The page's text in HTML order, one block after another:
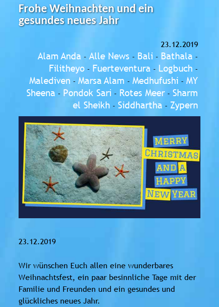
Frohe Weihnachten und ein
gesundes neues Jahr
23.12.2019
Alam Anda - Alle News - Bali - Bathala -
Filitheyo - Fuerteventura - Logbuch -
Malediven - Marsa Alam - Medhufushi - MY
Sheena - Pondok Sari - Rotes Meer- Sharm
el Sheikh - Siddhartha - Zypern
23.12.2019
Wir wünschen Euch allen eine wunderbares
Weihnachtsfest, ein paar besinnliche Tage mit der
Familie und Freunden und ein gesundes und
glückliches neues Jahr.